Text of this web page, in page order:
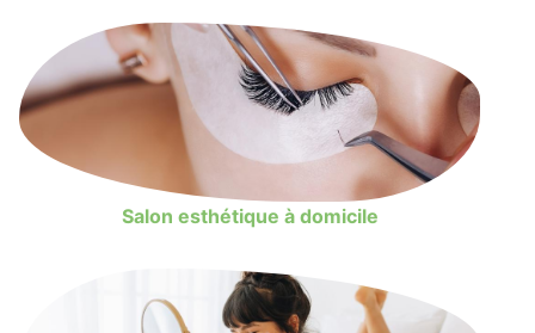
Salon esthétique à domicile